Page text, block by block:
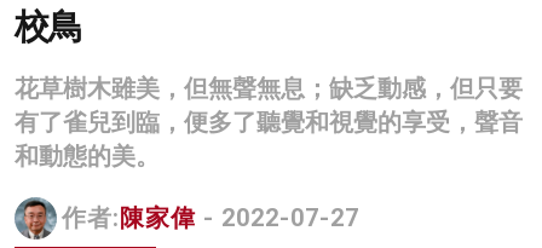
生活
商業
科技
影片
校鳥
花草樹木雖美，但無聲無息；缺乏動感，但只要
有了雀兒到臨，便多了聽覺和視覺的享受，聲音
和動態的美。
作者: 陳家偉 - 2022-07-27